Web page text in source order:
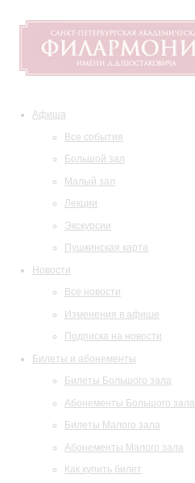
Афиша
Все события
Большой зал
Малый зал
Лекции
Экскурсии
Пушкинская карта
Новости
Все новости
Изменения в афише
Подписка на новости
Билеты и абонементы
Билеты Большого зала
Абонементы Большого зала
Билеты Малого зала
Абонементы Малого зала
Как купить билет